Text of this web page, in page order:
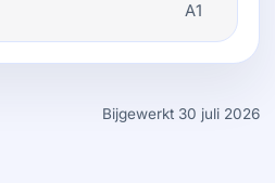
A1
Bijgewerkt 30 juli 2026